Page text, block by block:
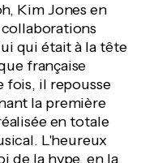
Kim Jones en
qui était à la tête
française
fois, il repousse
la première
en totale
L'heureux
de la hype, en la